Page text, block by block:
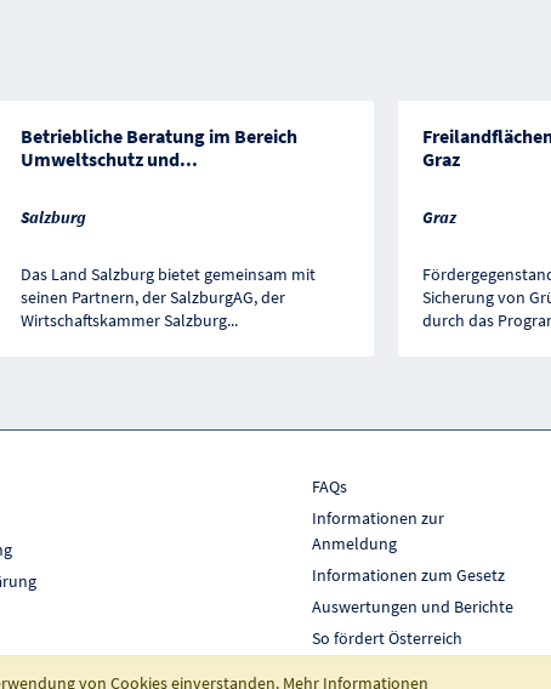
Betriebliche Beratung im Bereich
Umweltschutz und...
Salzburg
Das Land Salzburg bietet gemeinsam mit
seinen Partnern, der SalzburgAG, der
Wirtschaftskammer Salzburg...
Graz
Graz
Sicherung von
durch das
FAQs
Informationen zur
Anmeldung
Informationen zum Gesetz
Auswertungen und Berichte
So fördert Österreich
von Cookies einverstanden. Mehr Informationen